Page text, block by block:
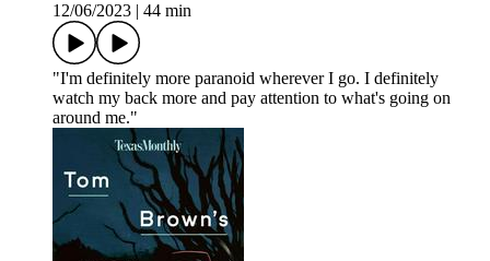
12/06/2023
44 min
"I'm definitely more paranoid wherever I go. I definitely
watch my back more and pay attention to what's going on
around me."